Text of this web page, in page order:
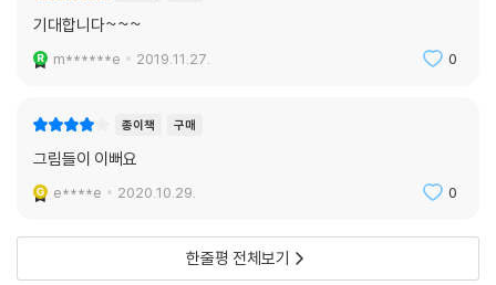
기대합니다~~~
m******e 2019.11.27. 0
종이책 구매
그림들이 이뻐요
e****e 2020.10.29. 0
한줄평 전체보기